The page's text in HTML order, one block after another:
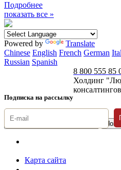
Подробнее
показать все »
Powered by
Translate
Chinese English French German
Russian Spanish
Подписка на рассылку
8 800 555 85
Холдинг
Карта сайта